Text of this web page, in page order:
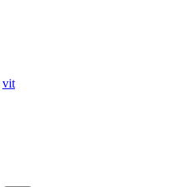
vit